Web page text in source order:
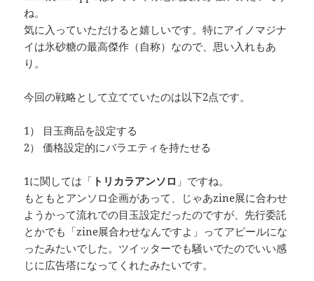
ね。
気に入っていただけると嬉しいです。特にアイノマジナ
イは氷砂糖の最高傑作（自称）なので、思い入れもあ
り。
今回の戦略として立てていたのは以下2点です。
1） 目玉商品を設定する
2） 価格設定的にバラエティを持たせる
1に関しては「 トリカラアンソロ 」ですね。
もともとアンソロ企画があって、じゃあzine展に合わせ
ようかって流れでの目玉設定だったのですが、先行委託
とかでも「zine展合わせなんですよ」ってアピールにな
ったみたいでした。ツイッターでも騒いでたのでいい感
じに広告塔になってくれたみたいです。